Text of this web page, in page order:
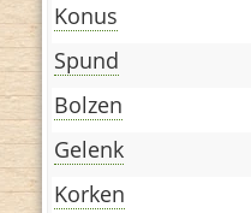
Konus
Spund
Bolzen
Gelenk
Korken